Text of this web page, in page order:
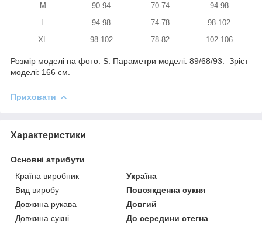
M
90-94 70-74
94-98
94-98 74-78
98-102
XL
98-102 78-82 102-106
Розмір моделі на фото: S. Параметри моделі: 89/68/93. Зріст
моделі: 166 см.
Приховати
Характеристики
Основні атрибути
Країна виробник
Україна
Вид виробу
Повсякденна сукня
Довжина рукава
Довгий
Довжина сукні
До середини стегна